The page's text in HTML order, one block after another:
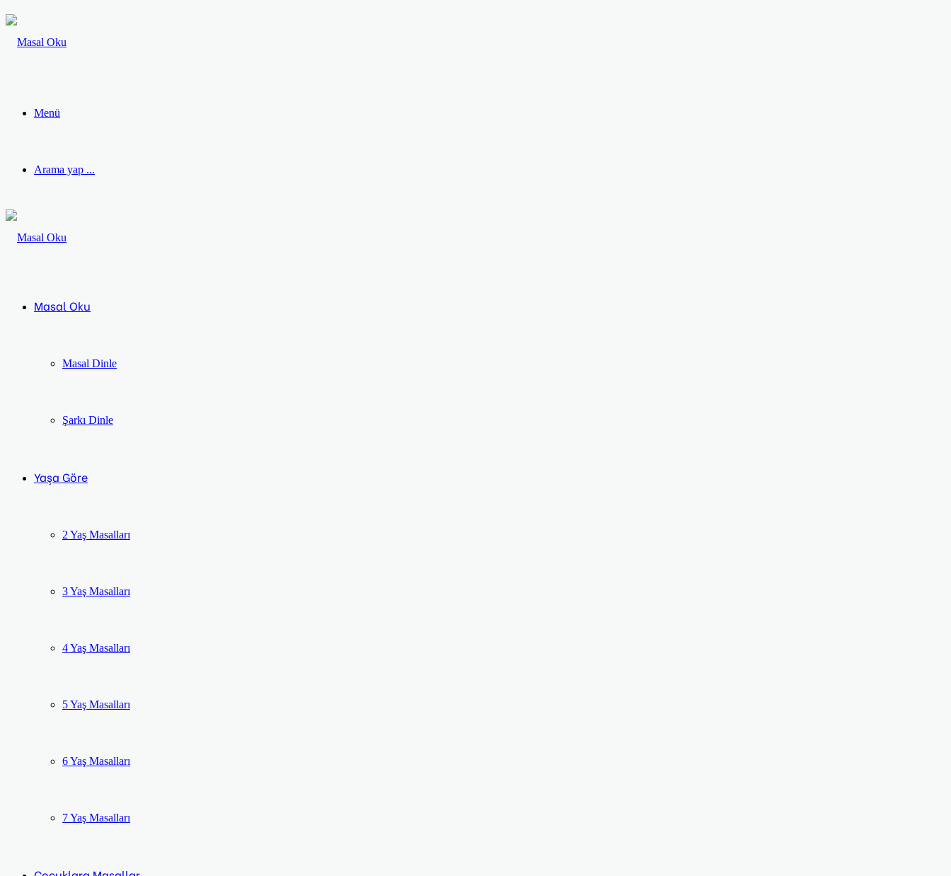
Menü
Arama yap ...
Masal Oku
Masal Dinle
Şarkı Dinle
Yaşa Göre
2 Yaş Masalları
3 Yaş Masalları
4 Yaş Masalları
5 Yaş Masalları
6 Yaş Masalları
7 Yaş Masalları